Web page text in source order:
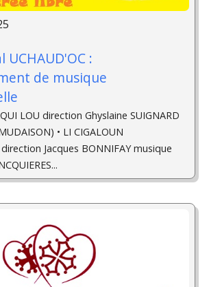
UCHAUD'OC :
de musique
LOU direction Ghyslaine SUIGNARD
• LI CIGALOUN
direction Jacques BONNIFAY musique